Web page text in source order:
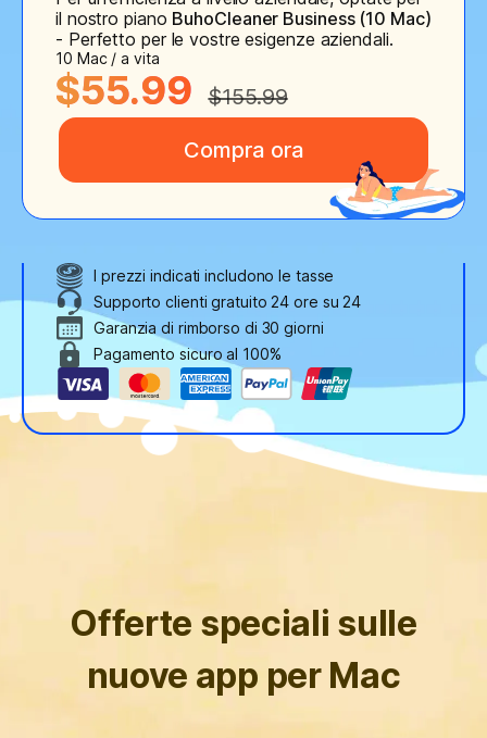
il nostro piano BuhoCleaner Business (10 Mac)
- Perfetto per le vostre esigenze aziendali.
10 Mac / a vita
$55.99 $155.99
Compra ora
I prezzi indicati includono le tasse
Supporto clienti gratuito 24 ore su 24
Garanzia di rimborso di 30 giorni
Pagamento sicuro al 100%
Offerte speciali sulle
nuove app per Mac